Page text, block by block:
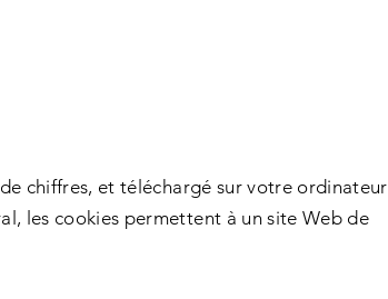
chiffres, et téléchargé sur votre ordinateur
les cookies permettent à un site Web de